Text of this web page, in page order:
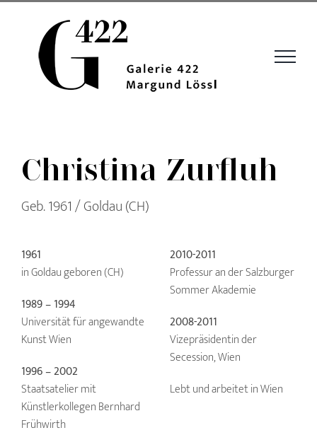
Zum
Christina Zurfluh
Geb. 1961 / Goldau (CH)
1961
in Goldau geboren (CH)
1989 – 1994
Universität für angewandte
Kunst Wien
1996 – 2002
Staatsatelier mit
Künstlerkollegen Bernhard
Frühwirth
2010-2011
Professur an der Salzburger
Sommer Akademie
2008-2011
Vizepräsidentin der
Secession, Wien
Lebt und arbeitet in Wien